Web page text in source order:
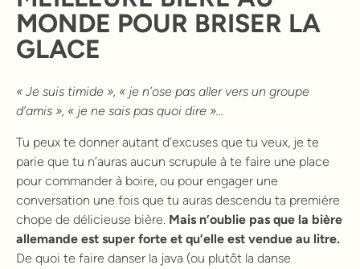
MONDE POUR BRISER LA
GLACE
« Je suis timide », « je n’ose pas aller vers un groupe
d’amis », « je ne sais pas quoi dire »…
Tu peux te donner autant d’excuses que tu veux, je te
parie que tu n’auras aucun scrupule à te faire une place
pour commander à boire, ou pour engager une
conversation une fois que tu auras descendu ta première
chope de délicieuse bière. Mais n’oublie pas que la bière
allemande est super forte et qu’elle est vendue au litre.
De quoi te faire danser la java (ou plutôt la danse